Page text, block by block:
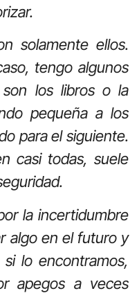
solamente ellos.
tengo algunos
los libros o la
pequeña a los
para el siguiente.
casi todas, suele
la incertidumbre
algo en el futuro y
lo encontramos,
apegos a veces